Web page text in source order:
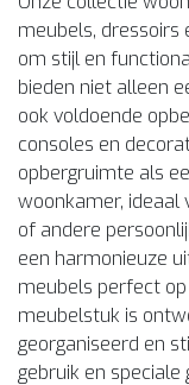
meubels,
om stijl en
bieden niet alleen
ook voldoende
consoles en
opbergruimte als
woonkamer, ideaal
of andere
een harmonieuze
meubels perfect
meubelstuk is
georganiseerd en
gebruik en speciale